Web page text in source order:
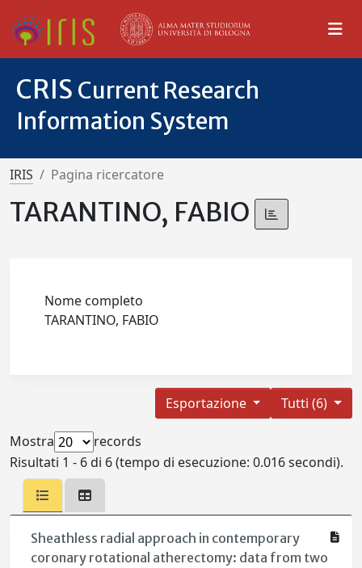
CRIS Current Research
Information System
IRIS Pagina ricercatore
TARANTINO, FABIO
Nome completo
TARANTINO, FABIO
Tutti (6)
Esportazione
Mostra
records
Risultati 1 - 6 di 6 (tempo di esecuzione: 0.016 secondi).
Sheathless radial approach in contemporary
coronary rotational atherectomy: data from two